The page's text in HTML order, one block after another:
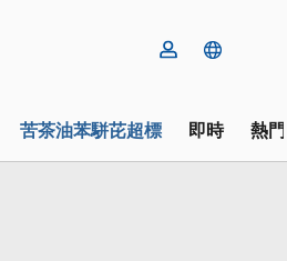
苦茶油苯駢芘超標 即時 熱